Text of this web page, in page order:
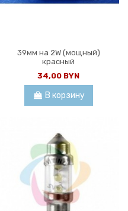
39мм на 2W (мощный)
красный
34,00 BYN
В корзину